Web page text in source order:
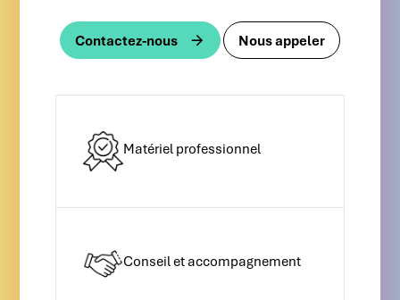
Contactez-nous Nous appeler
Matériel professionnel
Conseil et accompagnement